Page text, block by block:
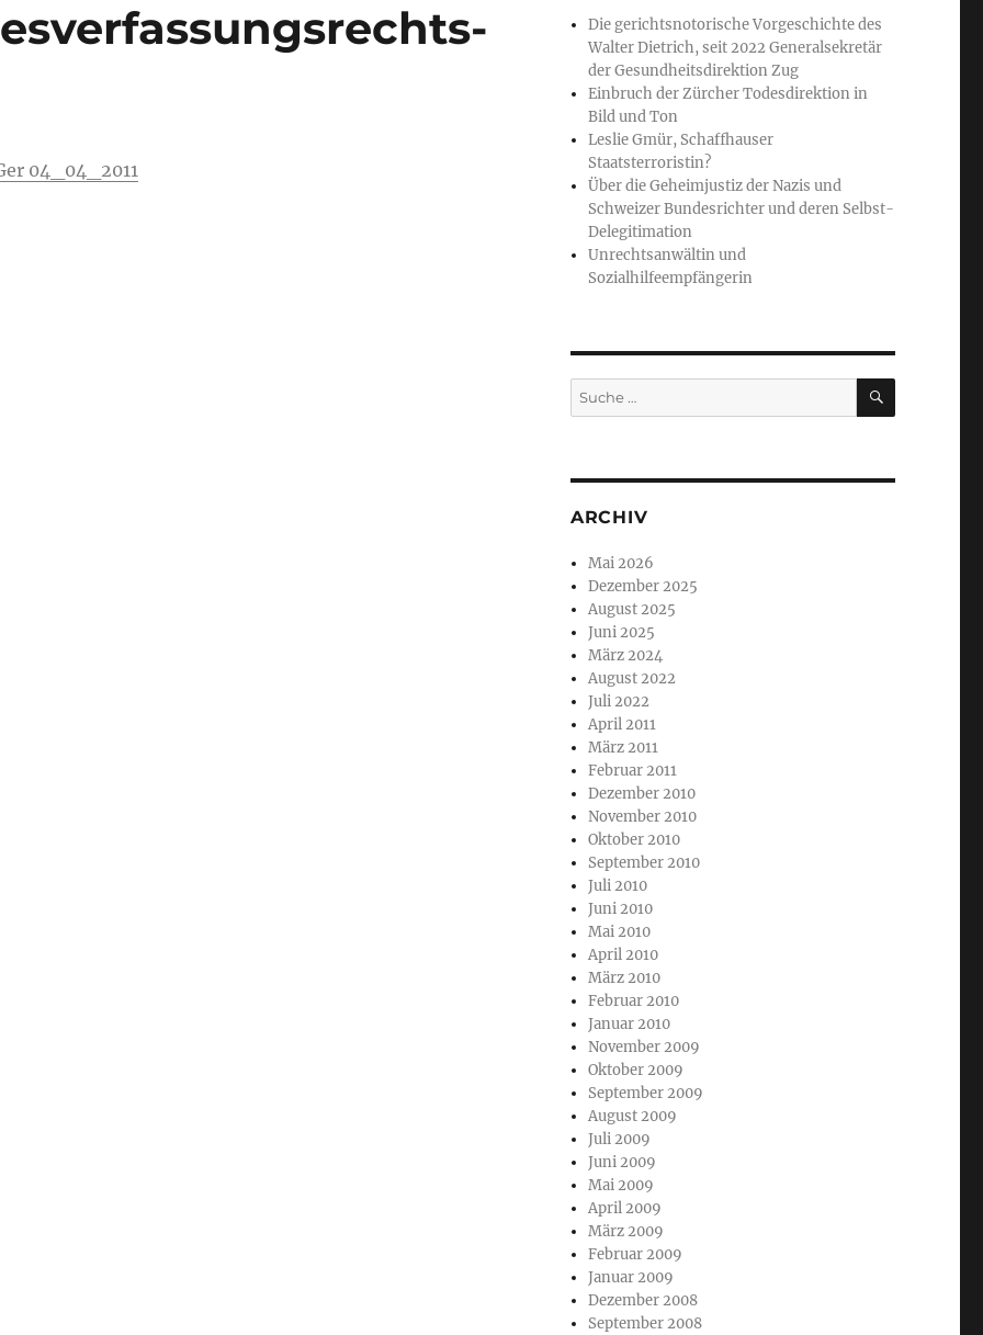
04_04_2011
Die gerichtsnotorische Vorgeschichte des
Walter Dietrich, seit 2022 Generalsekretär
der Gesundheitsdirektion Zug
Einbruch der Zürcher Todesdirektion in
Bild und Ton
Leslie Gmür, Schaffhauser
Staatsterroristin?
Über die Geheimjustiz der Nazis und
Schweizer Bundesrichter und deren Selbst-
Delegitimation
Unrechtsanwältin und
Sozialhilfeempfängerin
Suche
nach:
SUCHE
ARCHIV
Mai 2026
Dezember 2025
August 2025
Juni 2025
März 2024
August 2022
Juli 2022
April 2011
März 2011
Februar 2011
Dezember 2010
November 2010
Oktober 2010
September 2010
Juli 2010
Juni 2010
Mai 2010
April 2010
März 2010
Februar 2010
Januar 2010
November 2009
Oktober 2009
September 2009
August 2009
Juli 2009
Juni 2009
Mai 2009
April 2009
März 2009
Februar 2009
Januar 2009
Dezember 2008
September 2008